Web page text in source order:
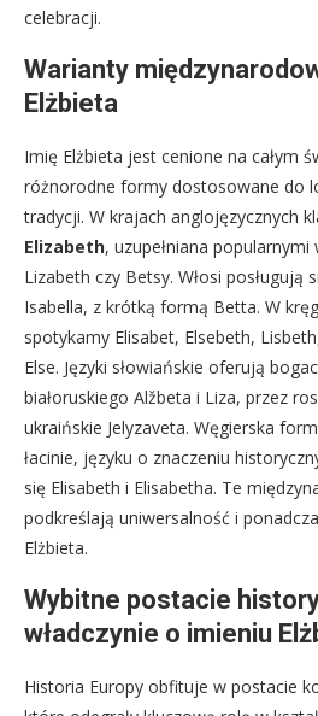
celebracji.
Warianty
Elżbieta
Imię Elżbieta jest cenione na całym
różnorodne formy dostosowane do
tradycji. W krajach anglojęzycznych
Elizabeth, uzupełniana
Lizabeth czy Betsy. Włosi posługują
Isabella, z krótką formą Betta. W
spotykamy Elisabet, Elsebeth,
Else. Języki słowiańskie oferują
białoruskiego Alžbeta i Liza, przez
ukraińskie Jelyzaveta. Węgierska
łacinie, języku o znaczeniu
się Elisabeth i Elisabetha. Te
podkreślają uniwersalność i
Elżbieta.
Wybitne postacie
władczynie o imieniu
Historia Europy obfituje w postacie